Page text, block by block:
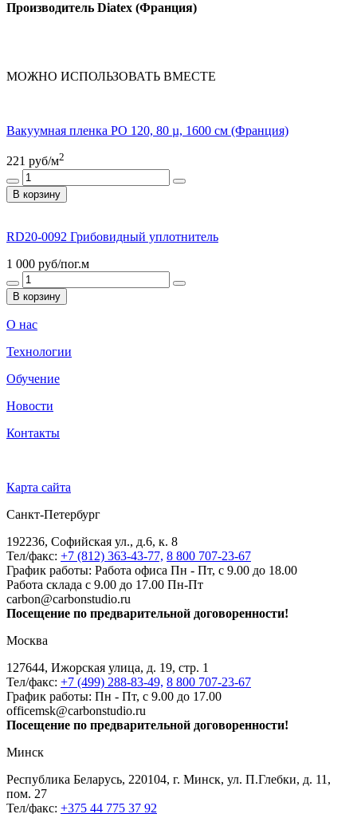
Производитель Diatex (Франция)
МОЖНО ИСПОЛЬЗОВАТЬ ВМЕСТЕ
Вакуумная пленка PO 120, 80 µ, 1600 см (Франция)
221 руб/м2
В корзину
RD20-0092 Грибовидный уплотнитель
1 000 руб/пог.м
В корзину
О нас
Технологии
Обучение
Новости
Контакты
Карта сайта
Санкт-Петербург
192236, Софийская ул., д.6, к. 8
Тел/факс: +7 (812) 363-43-77, 8 800 707-23-67
График работы: Работа офиса Пн - Пт, с 9.00 до 18.00
Работа склада с 9.00 до 17.00 Пн-Пт
carbon@carbonstudio.ru
Посещение по предварительной договоренности!
Москва
127644, Ижорская улица, д. 19, стр. 1
Тел/факс: +7 (499) 288-83-49, 8 800 707-23-67
График работы: Пн - Пт, с 9.00 до 17.00
officemsk@carbonstudio.ru
Посещение по предварительной договоренности!
Минск
Республика Беларусь, 220104, г. Минск, ул. П.Глебки, д. 11,
пом. 27
Тел/факс: +375 44 775 37 92